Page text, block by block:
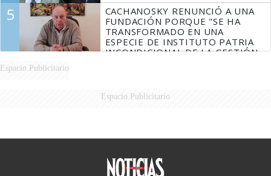
5
CACHANOSKY RENUNCIÓ A UNA
FUNDACIÓN PORQUE "SE HA
TRANSFORMADO EN UNA
ESPECIE DE INSTITUTO PATRIA
INCONDICIONAL DE LA GESTIÓN
Espacio Publicitario
Espacio Publicitario